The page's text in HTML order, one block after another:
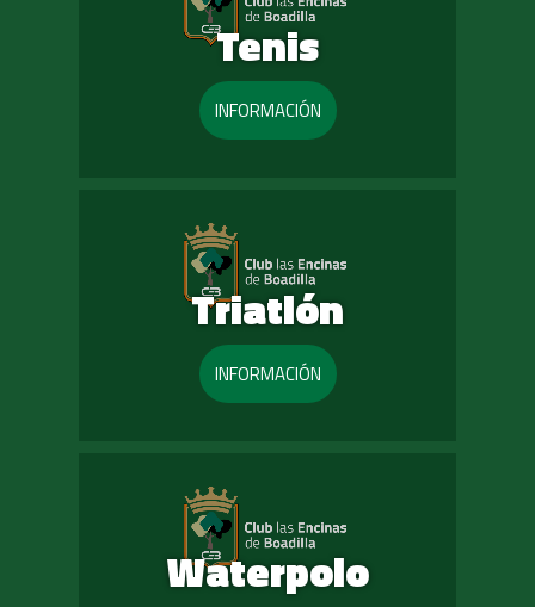
Tenis
INFORMACIÓN
Triatlón
INFORMACIÓN
Waterpolo